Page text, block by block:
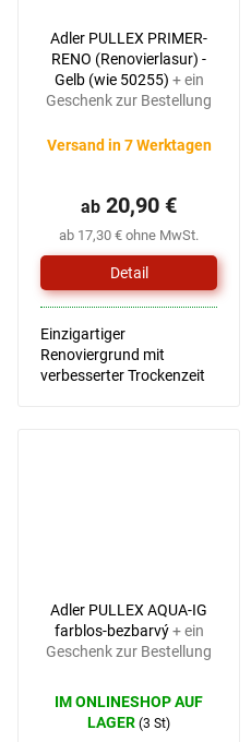
Adler PULLEX PRIMER-
RENO (Renovierlasur) -
Gelb (wie 50255) + ein
Geschenk zur Bestellung
Versand in 7 Werktagen
ab 17,30 € ohne MwSt.
ab 20,90 €
Detail
Einzigartiger
Renoviergrund mit
verbesserter Trockenzeit
Adler PULLEX AQUA-IG
farblos-bezbarvý+ ein
Geschenk zur Bestellung
IM ONLINESHOP AUF
LAGER (3 St)